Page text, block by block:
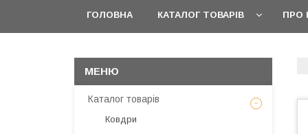
ГОЛОВНА КАТАЛОГ ТОВАРІВ ПРО
Каталог товарів
Ковдри